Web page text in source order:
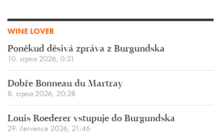
WINE LOVER
Poněkud děsivá zpráva z Burgundska
10. srpna 2026, 0:31
Dobře Bonneau du Martray
8. srpna 2026, 20:28
Louis Roederer vstupuje do Burgundska
29. července 2026, 21:46